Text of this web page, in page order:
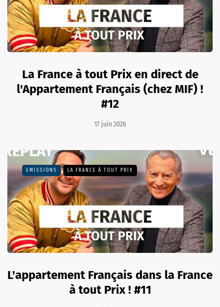
La France à tout Prix en direct de
l'Appartement Français (chez MIF) !
#12
17 juin 2026
EMISSIONS LA FRANCE À TOUT PRIX
L'appartement Français dans la France
à tout Prix ! #11